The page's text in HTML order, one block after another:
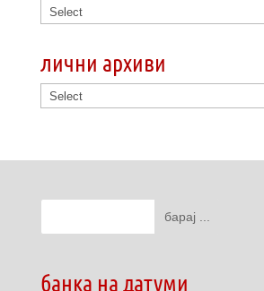
лични архиви
банка на датуми